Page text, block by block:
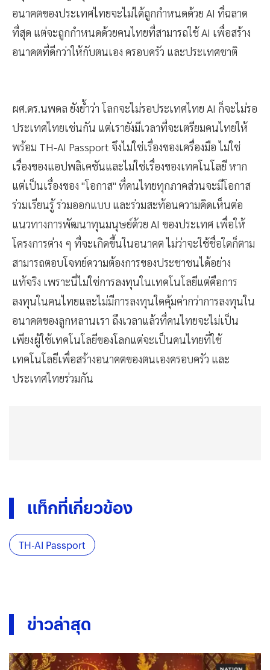
อนาคตของประเทศไทยจะไม่ได้ถูกกำหนดด้วย AI ที่ฉลาด
ที่สุด แต่จะถูกกำหนดด้วยคนไทยที่สามารถใช้ AI เพื่อสร้าง
อนาคตที่ดีกว่าให้กับตนเอง ครอบครัว และประเทศชาติ
ผศ.ดร.นพดล ยังย้ำว่า โลกจะไม่รอประเทศไทย AI ก็จะไม่รอ
ประเทศไทยเช่นกัน แต่เรายังมีเวลาที่จะเตรียมคนไทยให้
พร้อม TH-AI Passport จึงไม่ใช่เรื่องของเครื่องมือ ไม่ใช่
เรื่องของแอปพลิเคชันและไม่ใช่เรื่องของเทคโนโลยี หาก
แต่เป็นเรื่องของ "โอกาส" ที่คนไทยทุกภาคส่วนจะมีโอกาส
ร่วมเรียนรู้ ร่วมออกแบบ และร่วมสะท้อนความคิดเห็นต่อ
แนวทางการพัฒนาทุนมนุษย์ด้วย AI ของประเทศ เพื่อให้
โครงการต่าง ๆ ที่จะเกิดขึ้นในอนาคต ไม่ว่าจะใช้ชื่อใดก็ตาม
สามารถตอบโจทย์ความต้องการของประชาชนได้อย่าง
แท้จริง เพราะนี่ไม่ใช่การลงทุนในเทคโนโลยีแต่คือการ
ลงทุนในคนไทยและไม่มีการลงทุนใดคุ้มค่ากว่าการลงทุนใน
อนาคตของลูกหลานเรา ถึงเวลาแล้วที่คนไทยจะไม่เป็น
เพียงผู้ใช้เทคโนโลยีของโลกแต่จะเป็นคนไทยที่ใช้
เทคโนโลยีเพื่อสร้างอนาคตของตนเองครอบครัว และ
ประเทศไทยร่วมกัน
แท็กที่เกี่ยวข้อง
TH-AI Passport
ข่าวล่าสุด